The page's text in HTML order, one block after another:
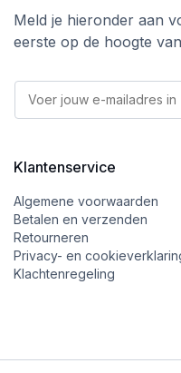
Meld je hieronder aan
eerste op de hoogte
m
l
-
m
a
i
l
E
m
lKlantenservice
Algemene voorwaarden
Betalen en verzenden
Retourneren
Privacy- en
Klachtenregeling